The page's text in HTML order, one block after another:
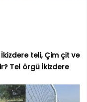
teli, Çim çit ve
Tel örgü İkizdere